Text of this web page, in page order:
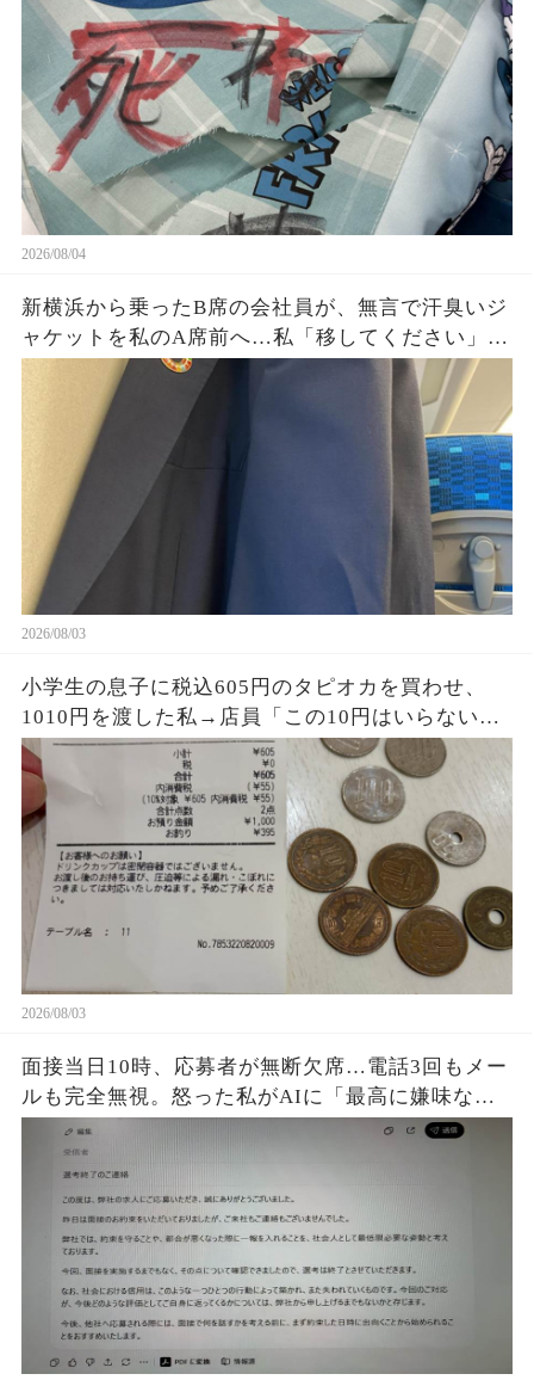
私が残した1枚の写真と記録が、後日すべてを変え
ることに…
2026/08/04
新横浜から乗ったB席の会社員が、無言で汗臭いジ
ャケットを私のA席前へ…私「移してください」男
「上着くらいいいだろ」→社章を見た向かいの乗
客が名刺を差し出し…
2026/08/03
小学生の息子に税込605円のタピオカを買わせ、
1010円を渡した私→店員「この10円はいらない
よ」息子が395円のお釣りとレシートを持ち帰り、
私は思わず「なんで…？」
2026/08/03
面接当日10時、応募者が無断欠席…電話3回もメー
ルも完全無視。怒った私がAIに「最高に嫌味な不
採用通知を書いて」と頼むと、正論すぎる文章が
完成して…